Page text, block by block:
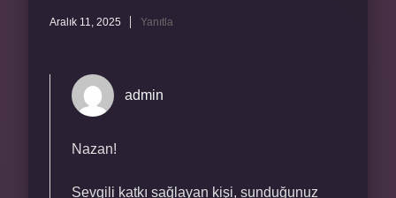
Aralık 11, 2025 Yanıtla
admin
Nazan!
Sevgili katkı sağlayan kişi, sunduğunuz